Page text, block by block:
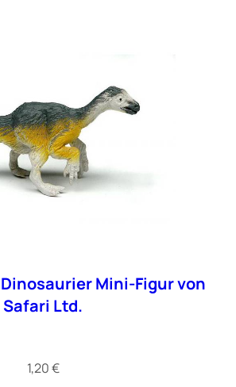
Mini-Figur von
Safari Ltd.
1,20€